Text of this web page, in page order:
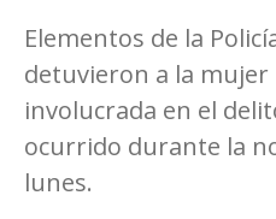
Elementos de la
detuvieron a la
involucrada en el
ocurrido durante la
lunes.